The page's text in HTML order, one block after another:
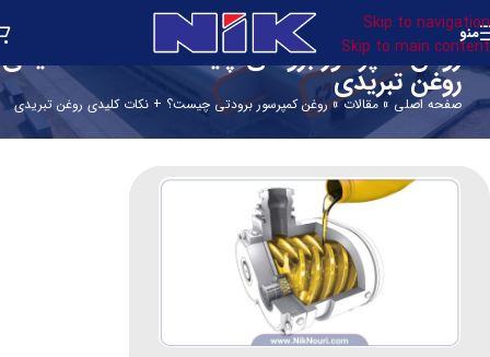
Skip to navigation
Skip to main content
منو
صفحه اصلی » مقالات»روغن کمپرسور برودتی چیست؟ + نکات کلیدی روغن تبریدی
روغن کمپرسور برودتی چیست؟ + نکات کلیدی
روغن تبریدی